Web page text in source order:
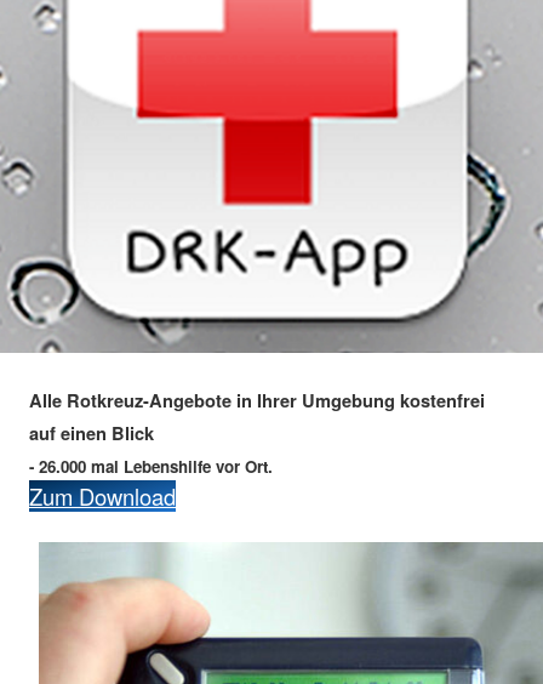
Alle Rotkreuz-Angebote in Ihrer Umgebung kostenfrei
auf einen Blick
- 26.000 mal Lebenshilfe vor Ort.
Zum Download